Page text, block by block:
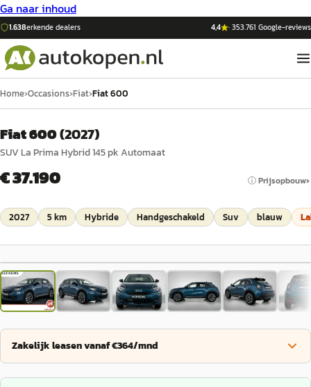
Ga naar inhoud
1.638erkende dealers 4,4 ·353.761 Google-reviews
Home›Occasions›Fiat›Fiat 600
Fiat 600(2027)
SUV La Prima Hybrid 145 pk Automaat
€ 37.190 ⓘ Prijsopbouw
2027 5 km Hybride Handgeschakeld Suv blauw
1/35
Zakelijk leasen vanaf €364/mnd